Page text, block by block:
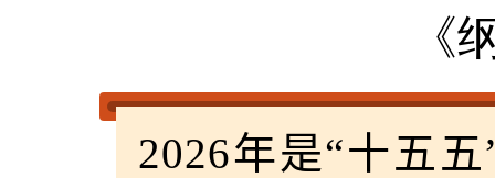
《
2026年是“十五